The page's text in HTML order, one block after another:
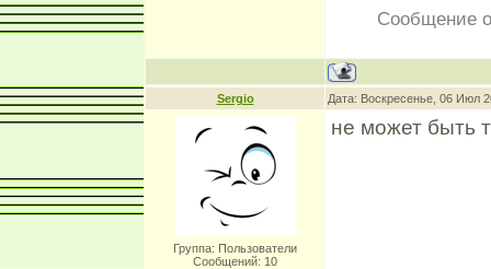
Сообщение
Sergio Дата: Воскресенье, 06 Июл
Группа: Пользователи
Сообщений: 10
не может быть